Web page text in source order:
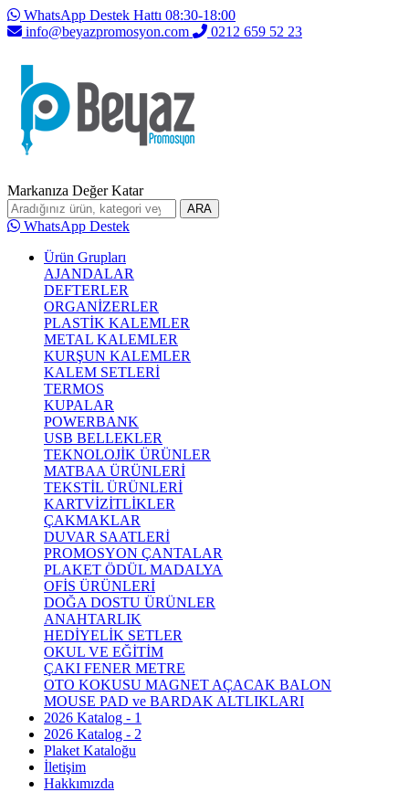
WhatsApp Destek Hattı 08:30-18:00
info@beyazpromosyon.com
0212 659 52 23
Markanıza Değer Katar
ARA
WhatsApp Destek
Ürün Grupları
AJANDALAR
DEFTERLER
ORGANİZERLER
PLASTİK KALEMLER
METAL KALEMLER
KURŞUN KALEMLER
KALEM SETLERİ
TERMOS
KUPALAR
POWERBANK
USB BELLEKLER
TEKNOLOJİK ÜRÜNLER
MATBAA ÜRÜNLERİ
TEKSTİL ÜRÜNLERİ
KARTVİZİTLİKLER
ÇAKMAKLAR
DUVAR SAATLERİ
PROMOSYON ÇANTALAR
PLAKET ÖDÜL MADALYA
OFİS ÜRÜNLERİ
DOĞA DOSTU ÜRÜNLER
ANAHTARLIK
HEDİYELİK SETLER
OKUL VE EĞİTİM
ÇAKI FENER METRE
OTO KOKUSU MAGNET AÇACAK BALON
MOUSE PAD ve BARDAK ALTLIKLARI
2026 Katalog - 1
2026 Katalog - 2
Plaket Kataloğu
İletişim
Hakkımızda